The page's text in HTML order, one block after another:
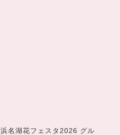
浜名湖花フェスタ2026 グル